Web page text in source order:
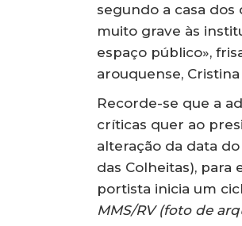
segundo a casa
muito grave às
espaço público»,
arouquense, Cristina
Recorde-se que a
críticas quer ao
alteração da data
das Colheitas),
portista inicia um
MMS/RV (foto de